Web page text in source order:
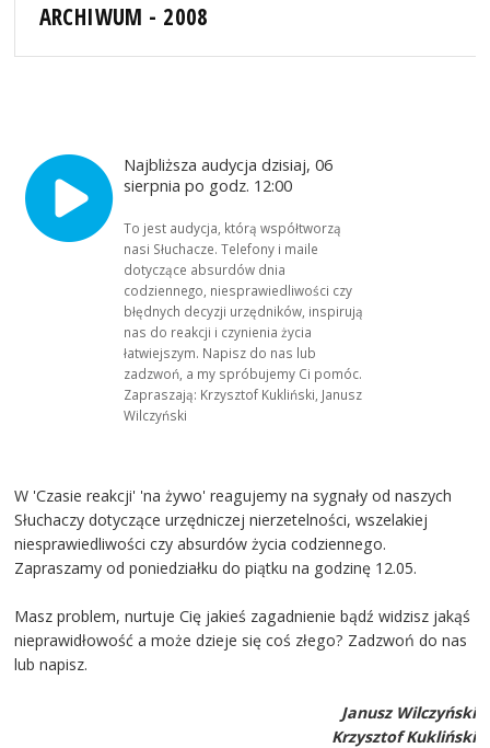
ARCHIWUM - 2008
Najbliższa audycja dzisiaj, 06
sierpnia po godz. 12:00
To jest audycja, którą współtworzą
nasi Słuchacze. Telefony i maile
dotyczące absurdów dnia
codziennego, niesprawiedliwości czy
błędnych decyzji urzędników, inspirują
nas do reakcji i czynienia życia
łatwiejszym. Napisz do nas lub
zadzwoń, a my spróbujemy Ci pomóc.
Zapraszają: Krzysztof Kukliński, Janusz
Wilczyński
W 'Czasie reakcji' 'na żywo' reagujemy na sygnały od naszych
Słuchaczy dotyczące urzędniczej nierzetelności, wszelakiej
niesprawiedliwości czy absurdów życia codziennego.
Zapraszamy od poniedziałku do piątku na godzinę 12.05.
Masz problem, nurtuje Cię jakieś zagadnienie bądź widzisz jakąś
nieprawidłowość a może dzieje się coś złego? Zadzwoń do nas
lub napisz.
Janusz Wilczyński
Krzysztof Kukliński